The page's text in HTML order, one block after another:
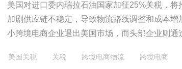
美国对进口委内瑞拉石油国家加征25%关税，将
加剧供应链不稳定，导致物流路线调整和成本增
小跨境电商企业退出美国市场，而头部企业则通
美国关税 关税 跨境电商物流 跨境电商